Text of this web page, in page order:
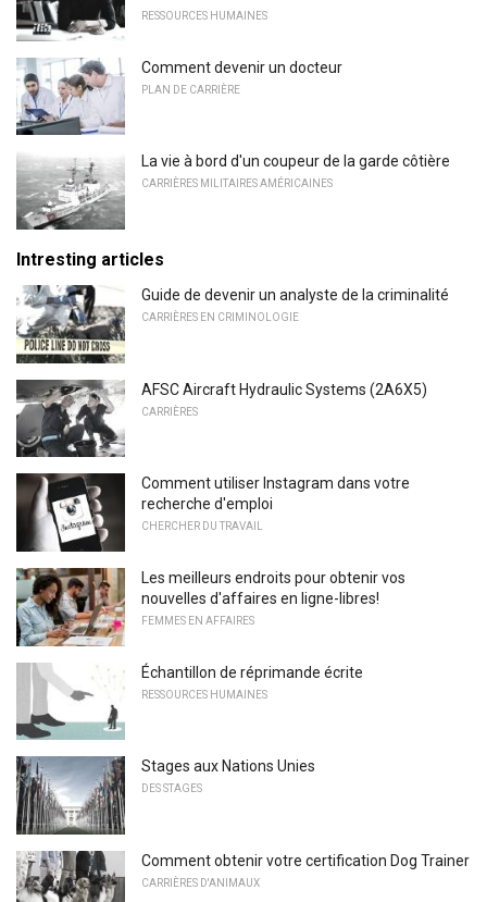
RESSOURCES HUMAINES
Comment devenir un docteur
PLAN DE CARRIÈRE
La vie à bord d'un coupeur de la garde côtière
CARRIÈRES MILITAIRES AMÉRICAINES
Intresting articles
Guide de devenir un analyste de la criminalité
CARRIÈRES EN CRIMINOLOGIE
AFSC Aircraft Hydraulic Systems (2A6X5)
CARRIÈRES
Comment utiliser Instagram dans votre
recherche d'emploi
CHERCHER DU TRAVAIL
Les meilleurs endroits pour obtenir vos
nouvelles d'affaires en ligne-libres!
FEMMES EN AFFAIRES
Échantillon de réprimande écrite
RESSOURCES HUMAINES
Stages aux Nations Unies
DES STAGES
Comment obtenir votre certification Dog Trainer
CARRIÈRES D'ANIMAUX